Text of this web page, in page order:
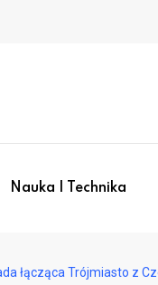
Nauka I Technika
łącząca Trójmiasto z